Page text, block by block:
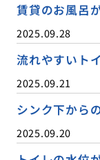
賃貸のお風呂
2025.09.28
流れやすいト
2025.09.21
シンク下から
2025.09.20